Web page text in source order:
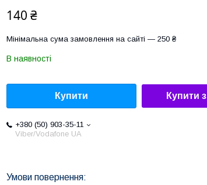
140 ₴
Мінімальна сума замовлення на сайті — 250 ₴
В наявності
Купити Купити з
+380 (50) 903-35-11
Viber/Vodafone UA